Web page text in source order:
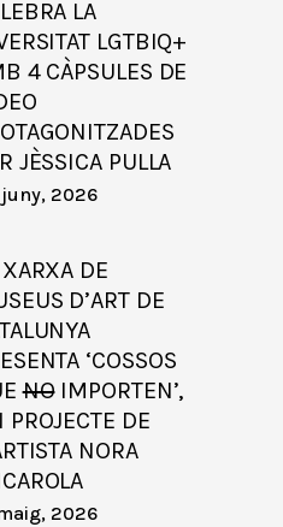
LA
LGTBIQ+
4 CÀPSULES DE
JÈSSICA PULLA
2026
DE
D’ART DE
‘COSSOS
NOIMPORTEN’,
PROJECTE DE
NORA
2026